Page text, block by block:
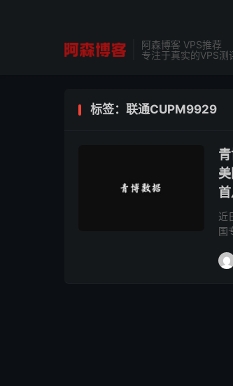
阿森博客 VPS推荐
专注于真实的VPS测
标签：联通CUPM9929
近
国